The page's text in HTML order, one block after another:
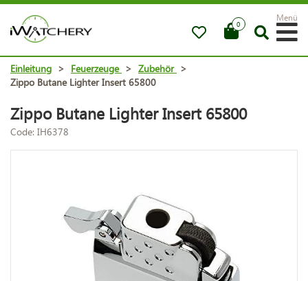
0
Menü
Einleitung > Feuerzeuge > Zubehör >
Zippo Butane Lighter Insert 65800
Zippo Butane Lighter Insert 65800
Code: IH6378